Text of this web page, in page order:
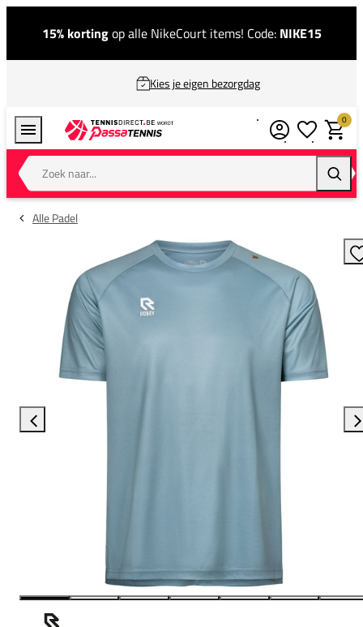
15% kortingop alle NikeCourt items! Code: NIKE15
Kies je eigen bezorgdag
Zoek naar...
0
Alle Padel